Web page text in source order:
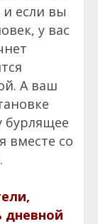
если вы
у вас
А ваш
бурлящее
вместе со
дневной